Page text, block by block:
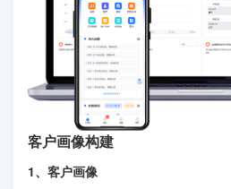
客户画像构建
1、客户画像